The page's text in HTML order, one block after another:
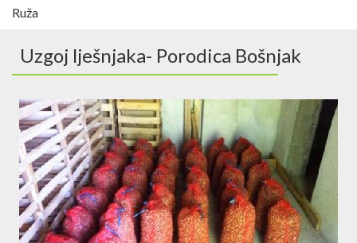
Ruža
Uzgoj lješnjaka- Porodica Bošnjak